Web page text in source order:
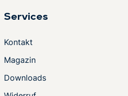
Services
Kontakt
Magazin
Downloads